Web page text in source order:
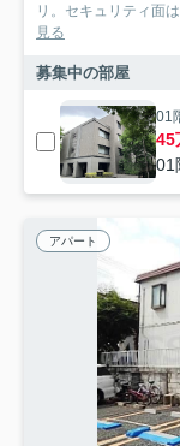
リ。セキュリティ面
見る
募集中の部屋
01
45
01
アパート